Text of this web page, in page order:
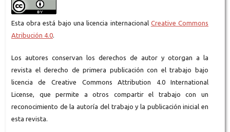
Esta obra está bajo una licencia internacional Creative Commons
Atribución 4.0.
Los autores conservan los derechos de autor y otorgan a la
revista el derecho de primera publicación con el trabajo bajo
licencia de Creative Commons Attribution 4.0 International
License, que permite a otros compartir el trabajo con un
reconocimiento de la autoría del trabajo y la publicación inicial en
esta revista.